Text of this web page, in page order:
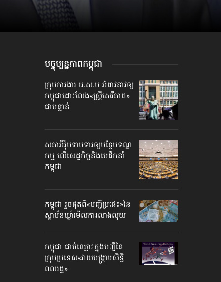
បច្ចុប្បន្នភាព​កម្ពុជា
ក្រុមការងារ អ.ស.ប អំពាវនាវ​ឲ្យ
កម្ពុជា​ដោះលែង​«ស្ត្រីសេរីភាព»​
ជាបន្ទាន់
សភាអ៊ឺរ៉ុបទាមទារ​ឲ្យបន្ថែម​ទណ្ឌ
កម្ម លើសេដ្ឋកិច្ច​និងមេដឹកនាំ
កម្ពុជា
កម្ពុជា រួចផុតពី«បញ្ជីប្រផេះ»​នៃ
ស្ថាប័ន​ឃ្លាំមើល​ការលាងលុយ
កម្ពុជា ជាប់ឈ្មោះ​​ក្នុងបញ្ជី​​នៃ
ក្រុមប្រទេស​«វាយបង្ក្រាប​សិទ្ធិ
ពលរដ្ឋ»